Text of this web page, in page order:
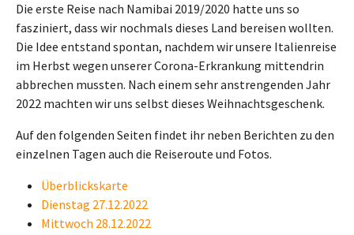
Die erste Reise nach Namibai 2019/2020 hatte uns so
fasziniert, dass wir nochmals dieses Land bereisen wollten.
Die Idee entstand spontan, nachdem wir unsere Italienreise
im Herbst wegen unserer Corona-Erkrankung mittendrin
abbrechen mussten. Nach einem sehr anstrengenden Jahr
2022 machten wir uns selbst dieses Weihnachtsgeschenk.
Auf den folgenden Seiten findet ihr neben Berichten zu den
einzelnen Tagen auch die Reiseroute und Fotos.
Überblickskarte
Dienstag 27.12.2022
Mittwoch 28.12.2022